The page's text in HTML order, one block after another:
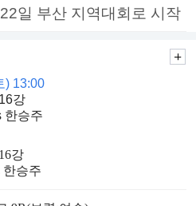
일 부산 지역대회로 시작
) 13:00
강
한승주
강
한승주